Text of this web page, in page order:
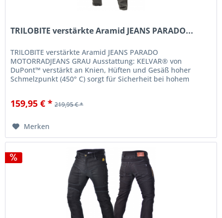
TRILOBITE verstärkte Aramid JEANS PARADO...
TRILOBITE verstärkte Aramid JEANS PARADO
MOTORRADJEANS GRAU Ausstattung: KELVAR® von
DuPont™ verstärkt an Knien, Hüften und Gesäß hoher
Schmelzpunkt (450° C) sorgt für Sicherheit bei hohem
159,95 € * 219,95 € *
Merken